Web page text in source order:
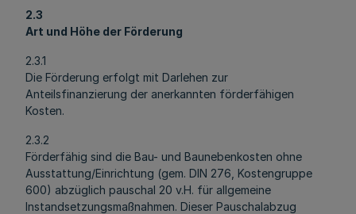
2.3
Art und Höhe der Förderung
2.3.1
Die Förderung erfolgt mit Darlehen zur
Anteilsfinanzierung der anerkannten förderfähigen
Kosten.
2.3.2
Förderfähig sind die Bau- und Baunebenkosten ohne
Ausstattung/Einrichtung (gem. DIN 276, Kostengruppe
600) abzüglich pauschal 20 v.H. für allgemeine
Instandsetzungsmaßnahmen. Dieser Pauschalabzug